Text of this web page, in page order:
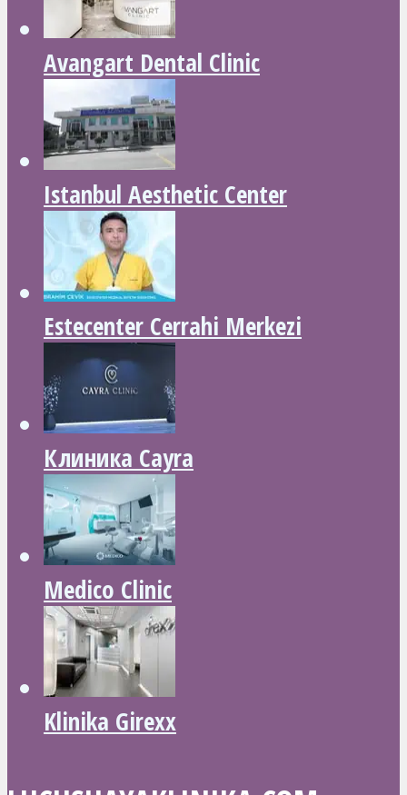
Avangart Dental Clinic
Istanbul Aesthetic Center
Estecenter Cerrahi Merkezi
Клиника Cayra
Medico Clinic
Klinika Girexx